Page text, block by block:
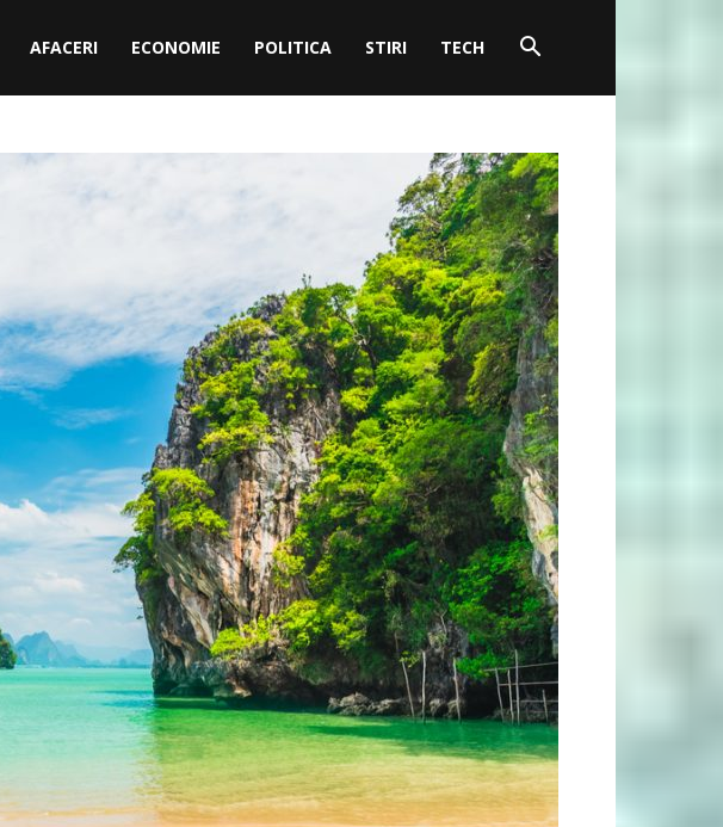
AFACERI ECONOMIE POLITICA STIRI TECH